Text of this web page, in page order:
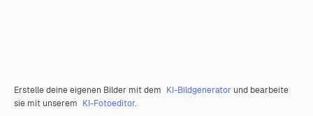
Erstelle deine eigenen Bilder mit dem KI-Bildgenerator und bearbeite
sie mit unserem KI-Fotoeditor.